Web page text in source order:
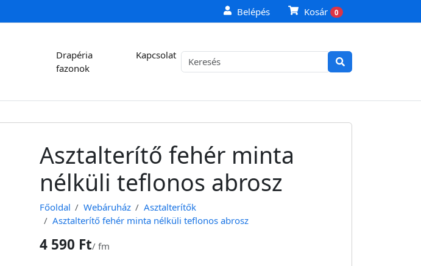
Belépés Kosár 0
Drapéria
fazonok
Kapcsolat
Asztalterítő fehér minta
nélküli teflonos abrosz
Főoldal Webáruház
Asztalterítők
Asztalterítő fehér minta nélküli teflonos abrosz
4 590 Ft/ fm